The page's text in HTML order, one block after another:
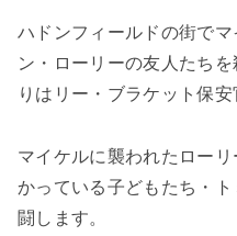
ハドンフィールドの街で
ン・ローリーの友人たち
りはリー・ブラケット保安
マイケルに襲われたロー
かっている子どもたち・
闘します。